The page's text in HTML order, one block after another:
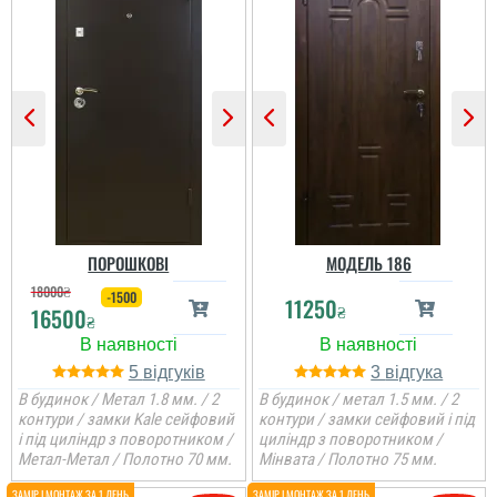
ок і оперативно...
Паша
Ольга
Андрій
Все добре, встановили і
заклали зверху проєм і
витяжку ми встановили,
свої гроші наче норма,
ПОРОШКОВІ
18000₴
16500₴
-1500
5
В будинок / Метал 1.8 мм. / 2
контури / замки Kale сейфовий
і під циліндр з поворотником /
Метал-Метал / Полотно 70 мм.
МОДЕЛЬ 186
11250₴
3
В будинок / метал 1.5 мм. / 2
контури / замки сейфовий і під
циліндр з поворотником /
Мінвата / Полотно 75 мм.